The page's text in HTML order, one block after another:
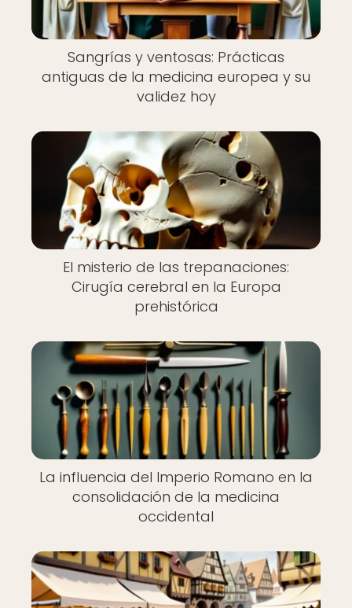
Sangrías y ventosas: Prácticas
antiguas de la medicina europea y su
validez hoy
El misterio de las trepanaciones:
Cirugía cerebral en la Europa
prehistórica
La influencia del Imperio Romano en la
consolidación de la medicina
occidental